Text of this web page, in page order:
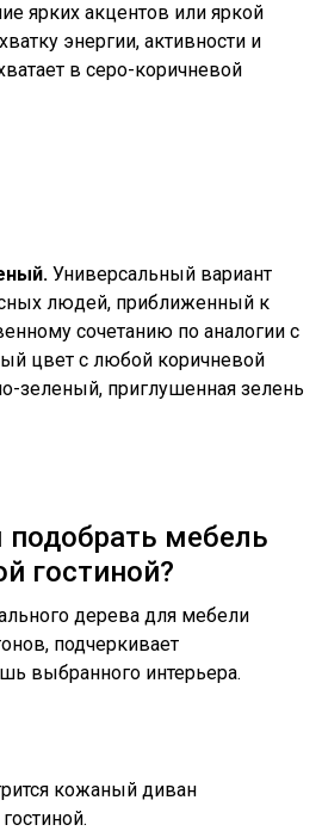
ярких акцентов или яркой
энергии, активности и
в серо-коричневой
Универсальный вариант
людей, приближенный к
сочетанию по аналогии с
цвет с любой коричневой
зеленый, приглушенная зелень
подобрать мебель
гостиной?
дерева для мебели
подчеркивает
выбранного интерьера.
кожаный диван